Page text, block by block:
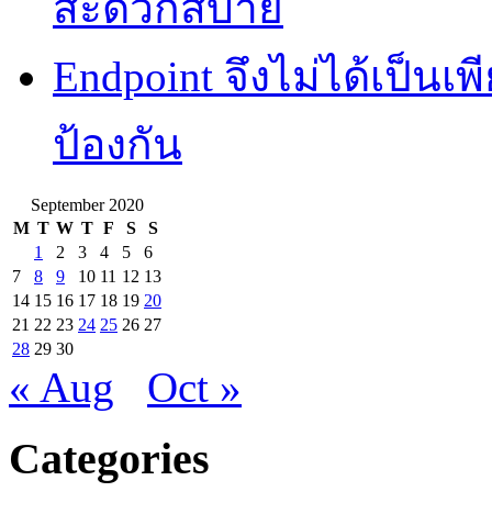
Endpoint จึงไม่ได้เป็น
ป้องกัน
September 2020
M T W T F S
S
1
2 3 4 5
6
7
8 9 10 11 12 13
14 15 16 17 18 19 20
21 22 23 24 25 26 27
28 29 30
« Aug Oct »
Categories